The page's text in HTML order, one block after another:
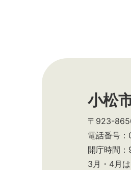
小松
〒923-
電話番号
開庁時間
3月・4月